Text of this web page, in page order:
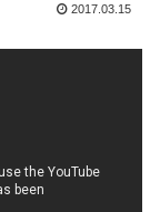
2017.03.15